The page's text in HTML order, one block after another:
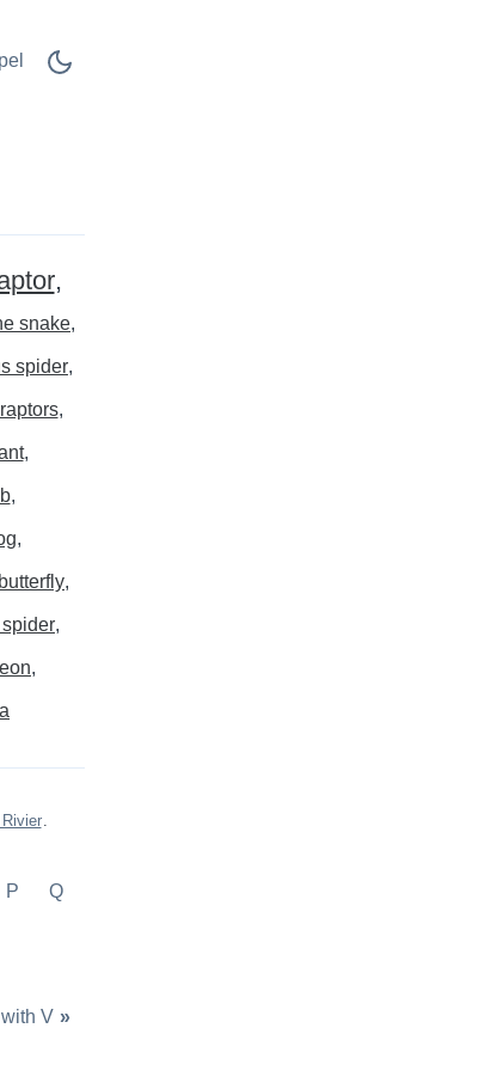
snake
spider
.
P Q
V »